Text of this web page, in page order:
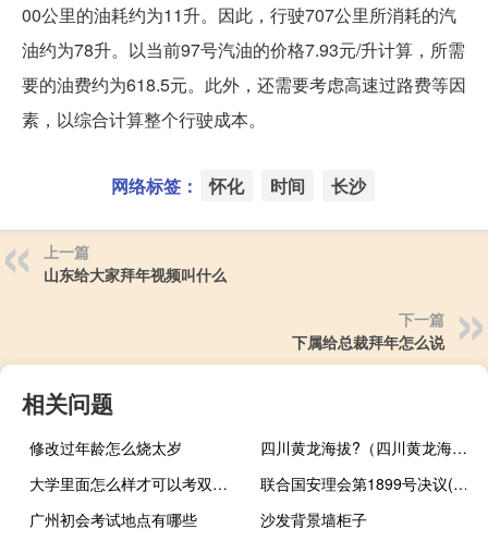
00公里的油耗约为11升。因此，行驶707公里所消耗的汽
油约为78升。以当前97号汽油的价格7.93元/升计算，所需
要的油费约为618.5元。此外，还需要考虑高速过路费等因
素，以综合计算整个行驶成本。
网络标签： 怀化 时间 长沙
上一篇
山东给大家拜年视频叫什么
下一篇
下属给总裁拜年怎么说
相关问题
修改过年龄怎么烧太岁
四川黄龙海拔?（四川黄龙海拔多少米）
大学里面怎么样才可以考双学位
联合国安理会第1899号决议(关于联合国安理会第1899号决议简述)
广州初会考试地点有哪些
沙发背景墙柜子